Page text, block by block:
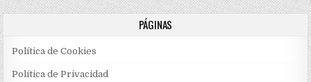
PÁGINAS
Política de Cookies
Política de Privacidad